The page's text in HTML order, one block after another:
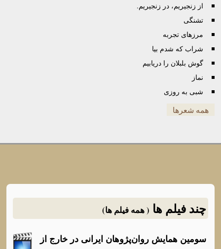
از زنجیریم، در زنجیریم.
تشنگی
مرزهای تجربه
شراب که شدم بیا
گوش بلبلان را دریابیم
نماز
شبی به روزی
همه شعرها
چند فیلم ها ( همه فیلم ها)
سومین همایش روان‌پژوهان ایرانی در خارج از